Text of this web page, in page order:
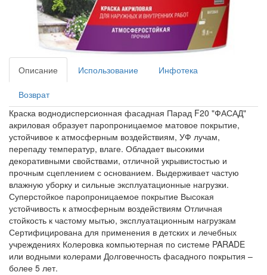
Описание Использование Инфотека
Возврат
Краска воднодисперсионная фасадная Парад F20 "ФАСАД"
акриловая образует паропроницаемое матовое покрытие,
устойчивое к атмосферным воздействиям, УФ лучам,
перепаду температур, влаге. Обладает высокими
декоративными свойствами, отличной укрывистостью и
прочным сцеплением с основанием. Выдерживает частую
влажную уборку и сильные эксплуатационные нагрузки.
Суперстойкое паропроницаемое покрытие Высокая
устойчивость к атмосферным воздействиям Отличная
стойкость к частому мытью, эксплуатационным нагрузкам
Сертифицирована для применения в детских и лечебных
учреждениях Колеровка компьютерная по системе PARADE
или водными колерами Долговечность фасадного покрытия –
более 5 лет.